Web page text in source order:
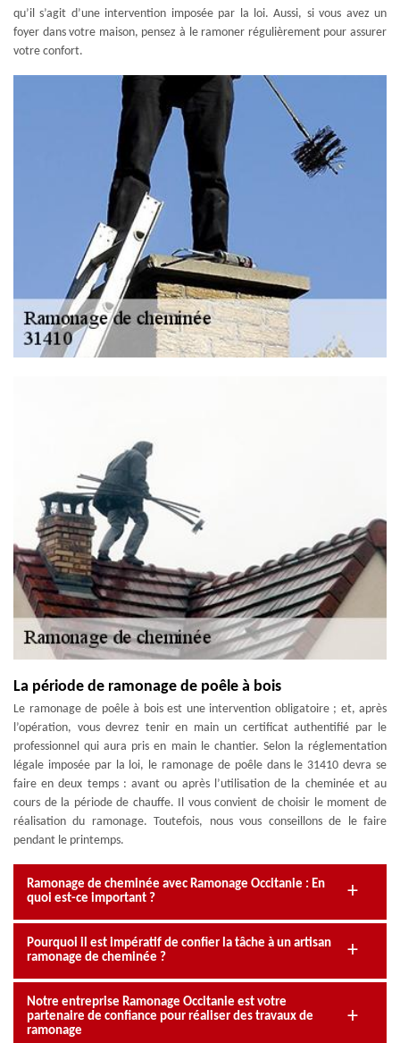
qu’il s’agit d’une intervention imposée par la loi. Aussi, si vous avez un
foyer dans votre maison, pensez à le ramoner régulièrement pour assurer
votre confort.
La période de ramonage de poêle à bois
Le ramonage de poêle à bois est une intervention obligatoire ; et, après
l’opération, vous devrez tenir en main un certificat authentifié par le
professionnel qui aura pris en main le chantier. Selon la réglementation
légale imposée par la loi, le ramonage de poêle dans le 31410 devra se
faire en deux temps : avant ou après l’utilisation de la cheminée et au
cours de la période de chauffe. Il vous convient de choisir le moment de
réalisation du ramonage. Toutefois, nous vous conseillons de le faire
pendant le printemps.
Ramonage de cheminée avec Ramonage Occitanie : En
quoi est-ce important ?
Pourquoi il est impératif de confier la tâche à un artisan
ramonage de cheminée ?
Notre entreprise Ramonage Occitanie est votre
partenaire de confiance pour réaliser des travaux de
ramonage